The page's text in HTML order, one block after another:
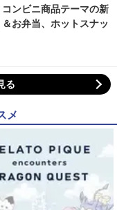
コンビニ商品テーマの新
お弁当、ホットスナッ
る
メ